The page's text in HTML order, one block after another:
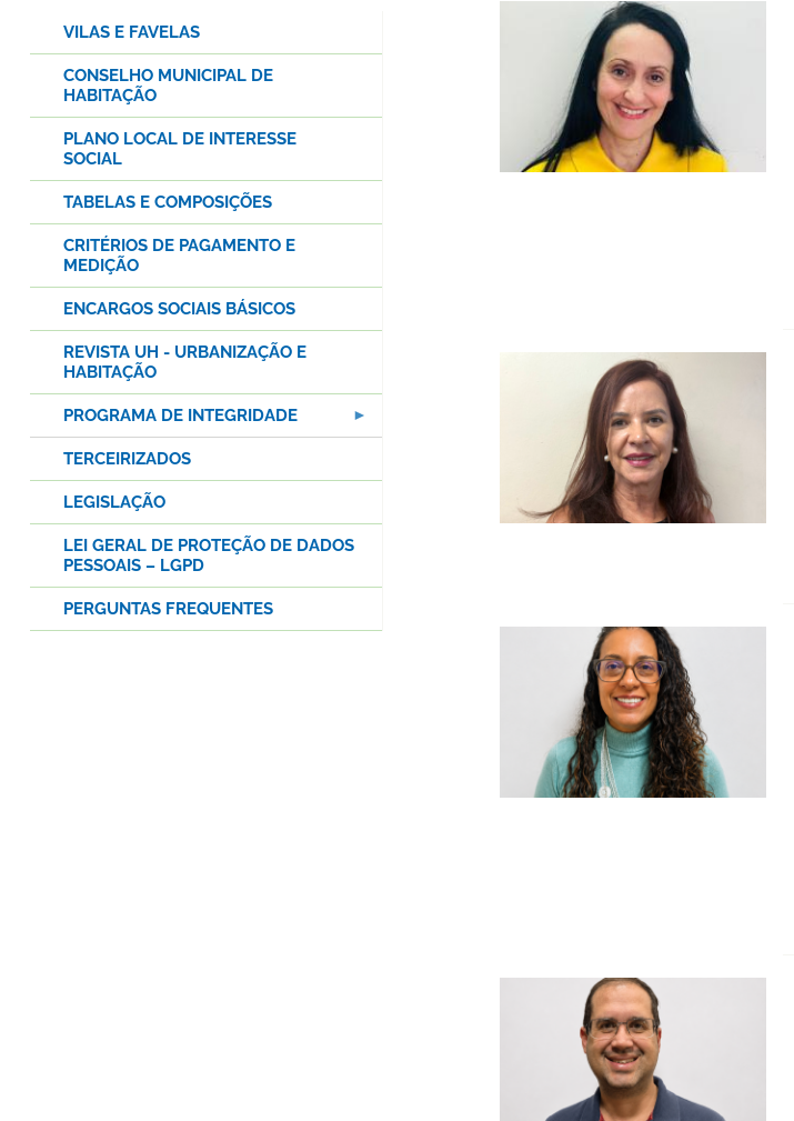
VILAS E FAVELAS
CONSELHO MUNICIPAL DE
HABITAÇÃO
PLANO LOCAL DE INTERESSE
SOCIAL
TABELAS E COMPOSIÇÕES
CRITÉRIOS DE PAGAMENTO E
MEDIÇÃO
ENCARGOS SOCIAIS BÁSICOS
REVISTA UH - URBANIZAÇÃO E
HABITAÇÃO
PROGRAMA DE INTEGRIDADE
TERCEIRIZADOS
LEGISLAÇÃO
LEI GERAL DE PROTEÇÃO DE DADOS
PESSOAIS – LGPD
PERGUNTAS FREQUENTES